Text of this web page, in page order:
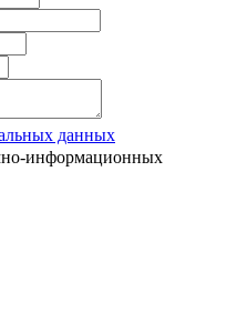
данных
информационных